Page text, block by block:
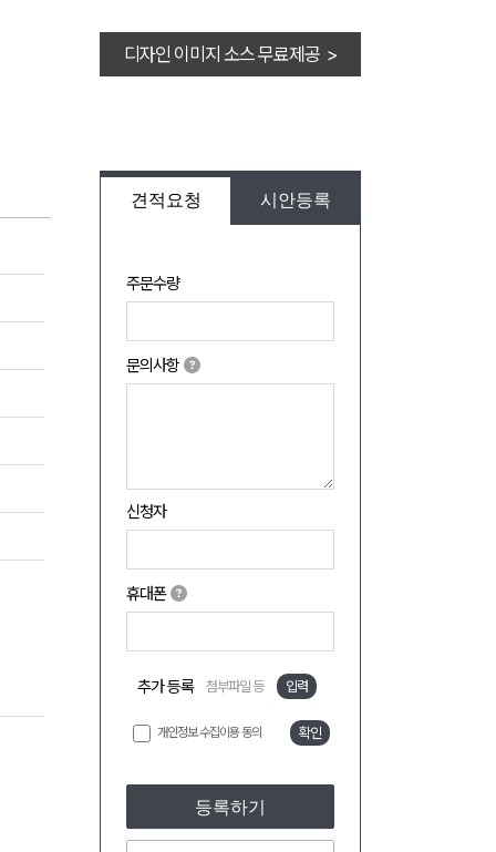
디자인 이미지 소스 무료제공 >
견적요청 시안등록
주문수량
문의사항
신청자
휴대폰
추가 등록 첨부파일 등 입력
개인정보 수집이용 동의 확인
등록하기